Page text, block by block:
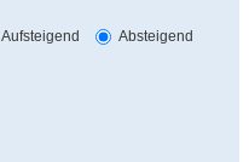
Aufsteigend
Absteigend